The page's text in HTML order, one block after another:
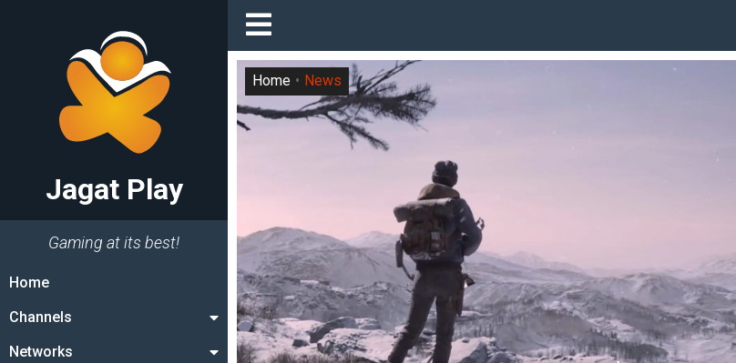
Jagat Play
Gaming at its best!
Home
Channels
Networks
Home News